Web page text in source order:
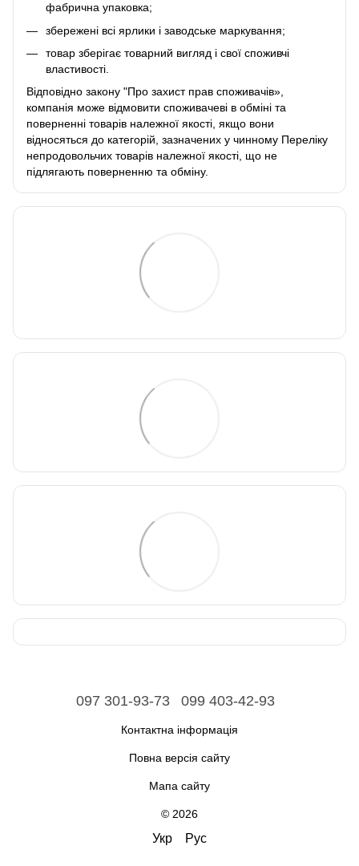
фабрична упаковка;
збережені всі ярлики і заводське маркування;
товар зберігає товарний вигляд і свої споживчі
властивості.
Відповідно закону "Про захист прав споживачів»,
компанія може відмовити споживачеві в обміні та
поверненні товарів належної якості, якщо вони
відносяться до категорій, зазначених у чинному Переліку
непродовольчих товарів належної якості, що не
підлягають поверненню та обміну.
097 301-93-73 099 403-42-93
Контактна інформація
Повна версія сайту
Мапа сайту
© 2026
Укр Рус